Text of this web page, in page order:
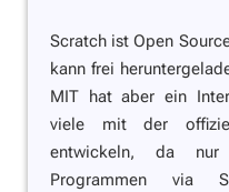
Scratch ist Open
kann frei
MIT hat aber ein
viele mit der
entwickeln, da
Programmen via